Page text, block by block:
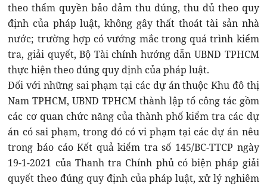
theo thẩm quyền bảo đảm thu đúng, thu đủ theo quy
định của pháp luật, không gây thất thoát tài sản nhà
nước; trường hợp có vướng mắc trong quá trình kiểm
tra, giải quyết, Bộ Tài chính hướng dẫn UBND TPHCM
thực hiện theo đúng quy định của pháp luật.
Đối với những sai phạm tại các dự án thuộc Khu đô thị
Nam TPHCM, UBND TPHCM thành lập tổ công tác gồm
các cơ quan chức năng của thành phố kiểm tra các dự
án có sai phạm, trong đó có vi phạm tại các dự án nêu
trong báo cáo Kết quả kiểm tra số 145/BC-TTCP ngày
19-1-2021 của Thanh tra Chính phủ có biện pháp giải
quyết theo đúng quy định của pháp luật, xử lý nghiêm